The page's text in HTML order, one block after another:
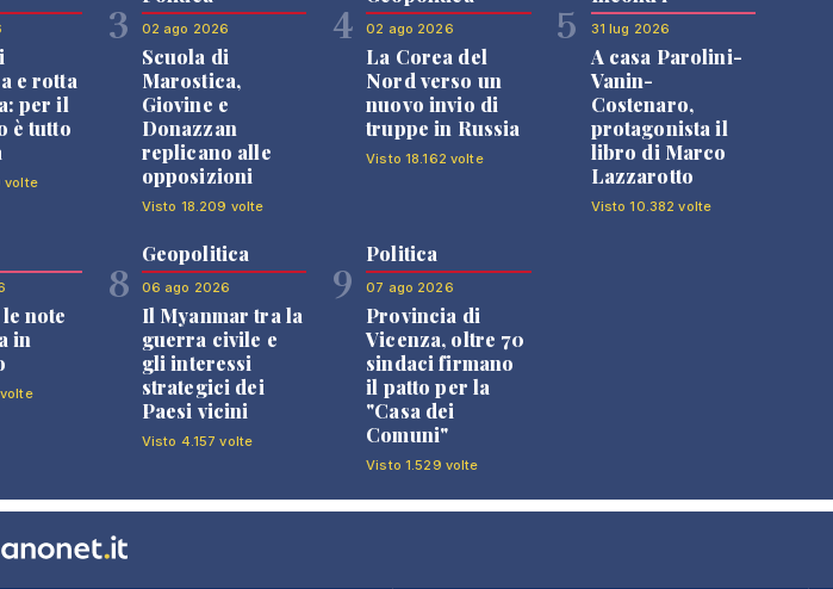
e rotta
per il
è tutto
volte
3 02 ago 2026
Scuola di
Marostica,
Giovine e
Donazzan
replicano alle
opposizioni
Visto 18.209 volte
4 02 ago 2026
La Corea del
Nord verso un
nuovo invio di
truppe in Russia
Visto 18.162 volte
5 31 lug 2026
A casa Parolini-
Vanin-
Costenaro,
protagonista il
libro di Marco
Lazzarotto
Visto 10.382 volte
note
in
8
Geopolitica
06 ago 2026
Il Myanmar tra la
guerra civile e
gli interessi
strategici dei
Paesi vicini
Visto 4.157 volte
9
Politica
07 ago 2026
Provincia di
Vicenza, oltre 70
sindaci firmano
il patto per la
"Casa dei
Comuni"
Visto 1.529 volte